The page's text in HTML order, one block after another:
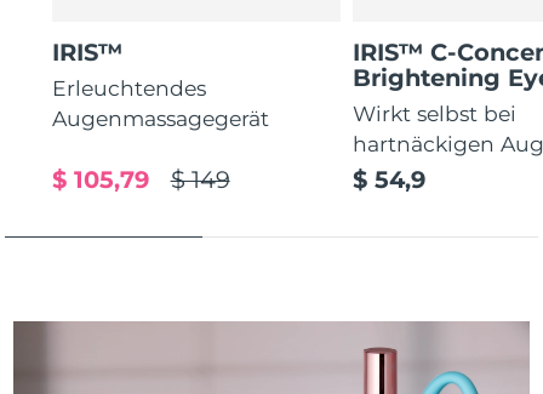
IRIS™
Erleuchtendes
Augenmassagegerät
$ 149
$ 105,79
IRIS™ C-
Brightening
Wirkt selbst bei
hartnäckigen
$ 54,9